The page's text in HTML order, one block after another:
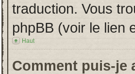
traduction. Vous
phpBB (voir le lien
Haut
Comment puis-je